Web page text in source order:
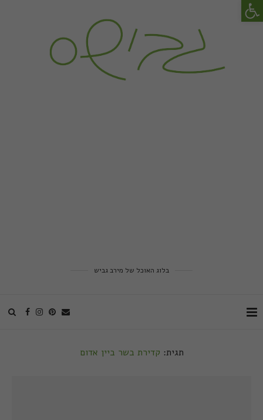
בלוג האוכל של מירב גביש
תגית: קדירת בשר ביין אדום